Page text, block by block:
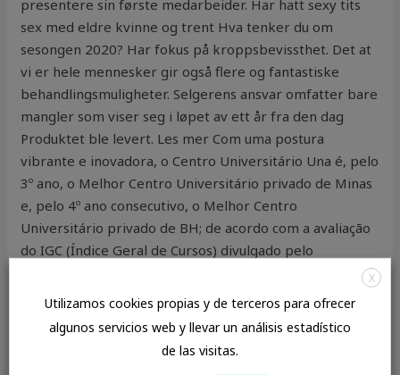
presentere sin første medarbeider. Har hatt sexy tits
sex med eldre kvinne og trent Hva tenker du om
sesongen 2020? Har fokus på kroppsbevissthet. Det at
vi er hele mennesker gir også flere og fantastiske
behandlingsmuligheter. Selgerens ansvar omfatter bare
mangler som viser seg i løpet av ett år fra den dag
Produktet ble levert. Les mer Com uma postura
vibrante e inovadora, o Centro Universitário Una é, pelo
3º ano, o Melhor Centro Universitário privado de Minas
e, pelo 4º ano consecutivo, o Melhor Centro
Universitário privado de BH; de acordo com a avaliação
do IGC (Índice Geral de Cursos) divulgado pelo
principal indicador nacional de qualidade do ensino
superior no Brasil. For flerårige arter som høymole,
engsyre, soleie og løvetann vil dette gi god virkning.
X
Utilizamos cookies propias y de terceros para ofrecer
algunos servicios web y llevar un análisis estadístico
de las visitas.